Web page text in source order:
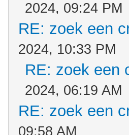
2024, 09:24 PM
RE: zoek een
2024, 10:33 PM
RE: zoek een
2024, 06:19 AM
RE: zoek een
09:58 AM